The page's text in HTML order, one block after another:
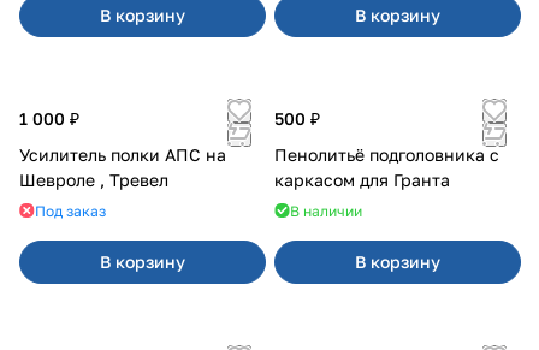
В корзину В корзину
1 000 ₽
Усилитель полки АПС на
Шевроле , Тревел
Под заказ
В корзину
500 ₽
Пенолитьё подголовника с
каркасом для Гранта
В наличии
В корзину